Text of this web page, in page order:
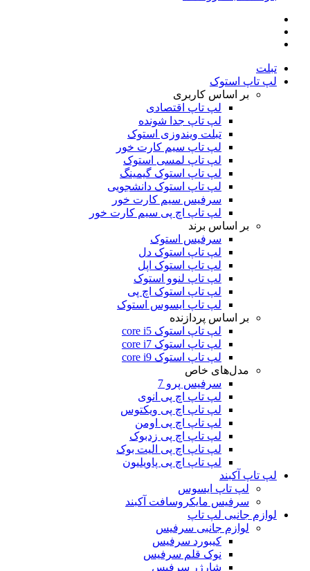
تبلت
لپ تاپ استوک
بر اساس کاربری
لپ تاپ اقتصادی
لپ تاپ جدا شونده
تبلت ویندوزی استوک
لپ تاپ سیم کارت خور
لپ تاپ لمسی استوک
لپ تاپ استوک گیمینگ
لپ تاپ استوک دانشجویی
سرفیس سیم کارت خور
لپ تاپ اچ پی سیم کارت خور
بر اساس برند
سرفیس استوک
لپ تاپ استوک دل
لپ تاپ استوک اپل
لپ تاپ لنوو استوک
لپ تاپ استوک اچ پی
لپ تاپ ایسوس استوک
بر اساس پردازنده
لپ تاپ استوک core i5
لپ تاپ استوک core i7
لپ تاپ استوک core i9
مدل‌های خاص
سرفیس پرو 7
لپ تاپ اچ پی انوی
لپ تاپ اچ پی ویکتوس
لپ تاپ اچ پی اومن
لپ تاپ اچ پی زدبوک
لپ تاپ اچ پی الیت بوک
لپ تاپ اچ پی پاویلیون
لپ تاپ آکبند
لپ تاپ ایسوس
سرفیس مایکروسافت آکبند
لوازم جانبی لپ تاپ
لوازم جانبی سرفیس
کیبورد سرفیس
نوک قلم سرفیس
شارژر سرفیس